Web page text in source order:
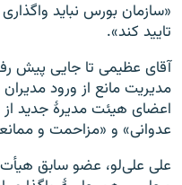
«سازمان بورس نباید
تایید کند».
آقای عظیمی تا جایی پیش
مدیریت مانع از ورود
اعضای هیئت مدیرهٔ جدید از
عدوانی» و «مزاحمت و
علی علی‌لو، عضو سابق